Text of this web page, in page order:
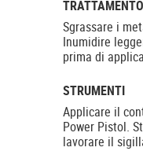
Sgrassare i
Inumidire
prima di
STRUMENTI
Applicare il
Power Pistol.
lavorare il